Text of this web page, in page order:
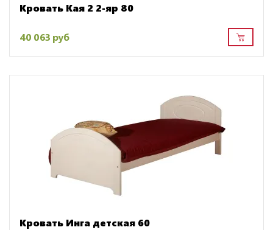
Кровать Кая 2 2-яр 80
40 063 руб
Кровать Инга детская 60